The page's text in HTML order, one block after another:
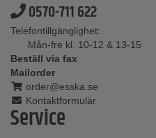
0570-711 622
Telefontillgänglighet:
Mån-fre kl. 10-12 & 13-15
Beställ via fax
Mailorder
order@esska.se
Kontaktformulär
Service